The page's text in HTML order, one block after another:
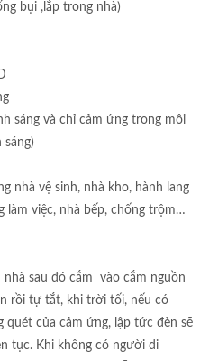
bụi ,lắp trong nhà)
sáng và chỉ cảm ứng trong môi
nhà vệ sinh, nhà kho, hành lang
làm việc, nhà bếp, chống trộm…
sau đó cắm vào cắm nguồn
rồi tự tắt, khi trời tối, nếu có
quét của cảm ứng, lập tức đèn sẽ
tục. Khi không có người di